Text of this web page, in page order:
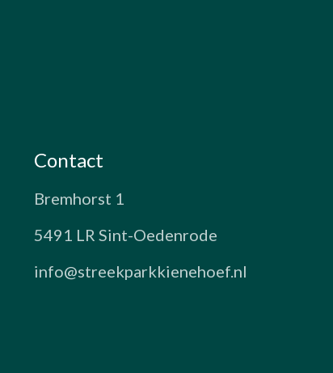
Contact
Bremhorst 1
5491 LR Sint-Oedenrode
info@streekparkkienehoef.nl